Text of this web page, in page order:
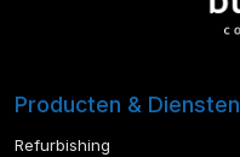
Producten & Diensten
Refurbishing